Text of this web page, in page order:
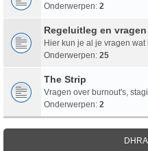
Onderwerpen: 2
Regeluitleg en vragen
Hier kun je al je vragen
Onderwerpen: 25
The Strip
Vragen over burnout's,
Onderwerpen: 2